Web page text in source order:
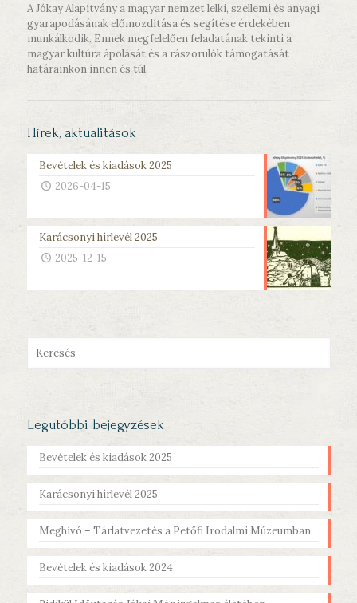
A Jókay Alapítvány a magyar nemzet lelki, szellemi és anyagi
gyarapodásának előmozdítása és segítése érdekében
munkálkodik. Ennek megfelelően feladatának tekinti a
magyar kultúra ápolását és a rászorulók támogatását
határainkon innen és túl.
Hírek, aktualitások
Bevételek és kiadások 2025
2026-04-15
Karácsonyi hírlevél 2025
2025-12-15
Legutóbbi bejegyzések
Bevételek és kiadások 2025
Karácsonyi hírlevél 2025
Meghívó – Tárlatvezetés a Petőfi Irodalmi Múzeumban
Bevételek és kiadások 2024